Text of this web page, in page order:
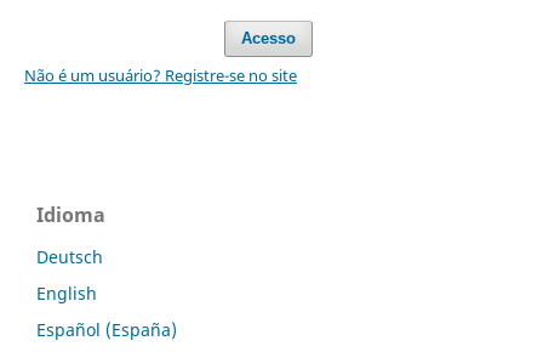
Acesso
Não é um usuário? Registre-se no site
Idioma
Deutsch
English
Español (España)